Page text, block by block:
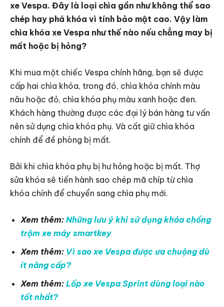
xe Vespa. Đây là loại chìa gần như không thể sao
chép hay phá khóa vì tính bảo mật cao. Vậy làm
chìa khóa xe Vespa như thế nào nếu chẳng may bị
mất hoặc bị hỏng?
Khi mua một chiếc Vespa chính hãng, bạn sẽ được
cấp hai chìa khóa, trong đó, chìa khóa chính màu
nâu hoặc đỏ, chìa khóa phụ màu xanh hoặc đen.
Khách hàng thường được các đại lý bán hàng tư vấn
nên sử dụng chìa khóa phụ. Và cất giữ chìa khóa
chính để đề phòng bị mất.
Bởi khi chìa khóa phụ bị hư hỏng hoặc bị mất. Thợ
sửa khóa sẽ tiến hành sao chép mã chíp từ chìa
khóa chính để chuyển sang chìa phụ mới.
Xem thêm: Những lưu ý khi sử dụng khóa chống
trộm xe máy smartkey
Xem thêm: Vì sao xe Vespa được ưa chuộng dù
ít nâng cấp?
Xem thêm: Lốp xe Vespa Sprint dùng loại nào
tốt nhất?